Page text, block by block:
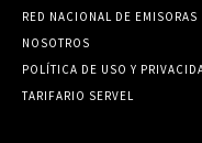
RED NACIONAL DE EMISORAS
NOSOTROS
POLÍTICA DE USO Y
TARIFARIO SERVEL